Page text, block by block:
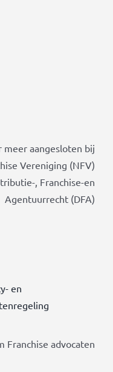
meer aangesloten bij
Vereniging (NFV)
, Franchise-en
Agentuurrecht (DFA)
en
Franchise advocaten